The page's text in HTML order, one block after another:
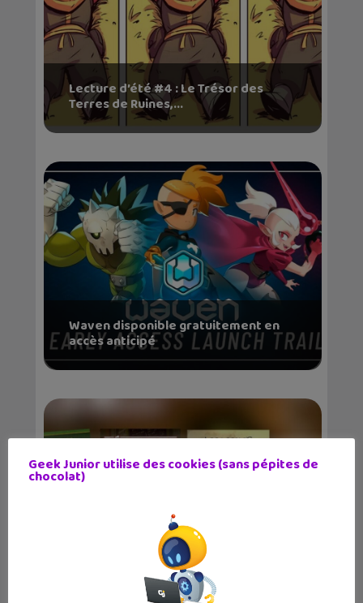
Lecture d’été #4 : Le Trésor des
Terres de Ruines,...
Waven disponible gratuitement en
accès anticipé
Zelda, Final Fantasy, Assassin’s
Geek Junior utilise des cookies (sans pépites de
chocolat)